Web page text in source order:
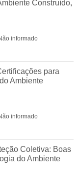
Construído,
informado
para
Ambiente
informado
Coletiva: Boas
do Ambiente